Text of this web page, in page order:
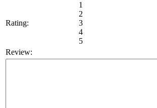
Rating:
1
2
3
4
5
Review: